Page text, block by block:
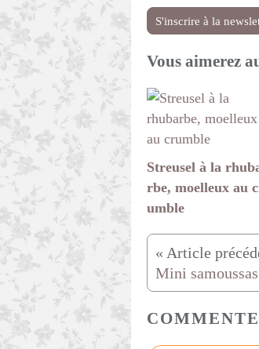
S'inscrire à la
Vous aimerez
Streusel à la
rbe, moelleux au
umble